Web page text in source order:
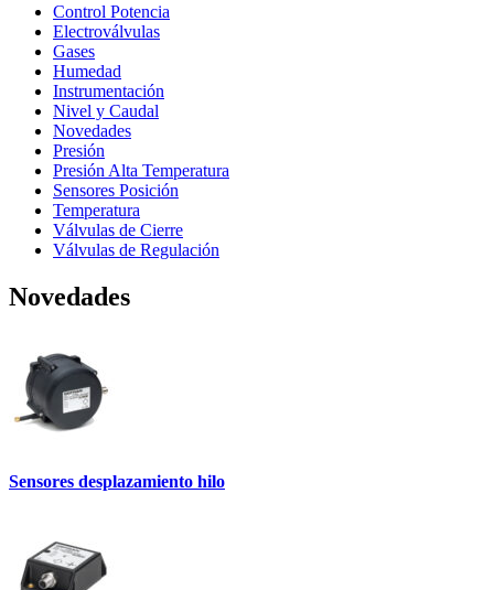
Control Potencia
Electroválvulas
Gases
Humedad
Instrumentación
Nivel y Caudal
Novedades
Presión
Presión Alta Temperatura
Sensores Posición
Temperatura
Válvulas de Cierre
Válvulas de Regulación
Novedades
Sensores desplazamiento hilo